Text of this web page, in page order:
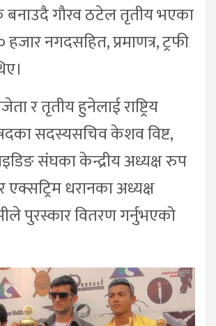
गौरव ठटेल तृतीय भएका
नगदसहित, प्रमाणत्र, ट्रफी
र तृतीय हुनेलाई राष्ट्रिय
सदस्यसचिव केशव विष्ट,
संघका केन्द्रीय अध्यक्ष रुप
एक्सट्रिम धरानका अध्यक्ष
पुरस्कार वितरण गर्नुभएको